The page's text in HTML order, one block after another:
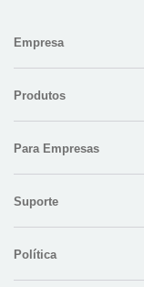
Empresa
Produtos
Para Empresas
Suporte
Política